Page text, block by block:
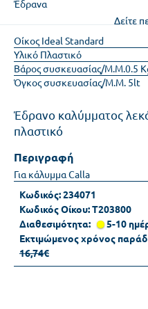
Δείτε
Οίκος Ideal Standard
Υλικό Πλαστικό
Βάρος συσκευασίας/Μ.Μ.0.5
Όγκος συσκευασίας/Μ.Μ. 5lt
Έδρανο καλύμματος
πλαστικό
Περιγραφή
Για κάλυμμα Calla
Κωδικός:234071
Κωδικός Οίκου:T203800
Διαθεσιμότητα:
5-10
Εκτιμώμενος χρόνος
16,74€